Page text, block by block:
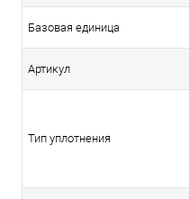
Базовая единица
Артикул
Тип уплотнения